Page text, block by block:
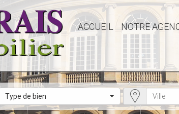
ACCUEIL NOTRE
Type de bien